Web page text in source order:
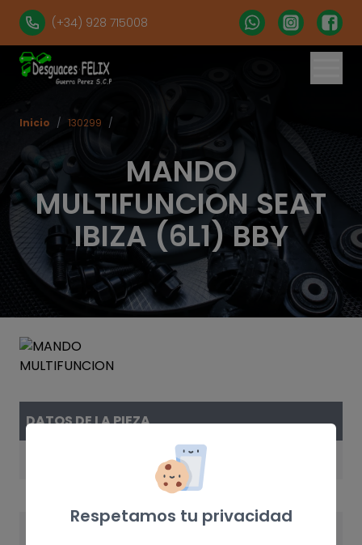
(+34) 928 715008
MANDO
MULTIFUNCION SEAT
IBIZA (6L1) BBY
Inicio / 130299 /
DATOS DE LA PIEZA
Respetamos tu privacidad